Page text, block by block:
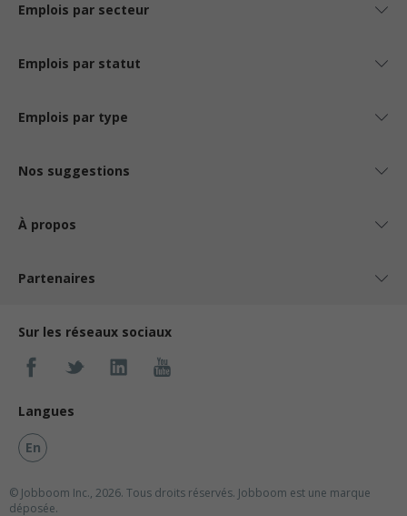
Emplois par secteur
Emplois par statut
Emplois par type
Nos suggestions
À propos
Partenaires
Sur les réseaux sociaux
Langues
En
© Jobboom Inc., 2026. Tous droits réservés. Jobboom est une marque
déposée.